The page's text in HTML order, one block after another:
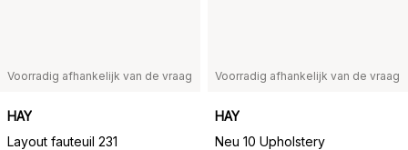
Voorradig afhankelijk van de vraag
HAY
Layout fauteuil 231
Voorradig afhankelijk van de vraag
HAY
Neu 10 Upholstery